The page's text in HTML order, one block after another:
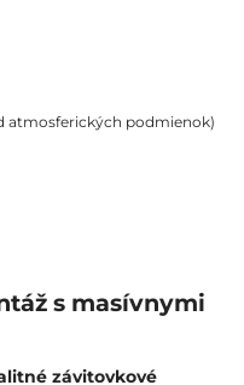
atmosferických podmienok)
s masívnymi
závitovkové